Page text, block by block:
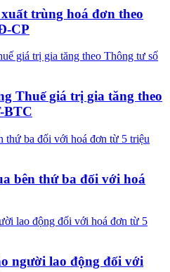
trùng hoá đơn theo
CP
Thuế giá trị gia tăng theo
BTC
bên thứ ba đối với hoá
người lao động đối với